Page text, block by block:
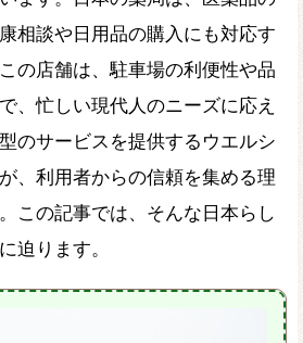
相談や日用品の購入にも対応す
の店舗は、駐車場の利便性や品
、忙しい現代人のニーズに応え
のサービスを提供するウエルシ
、利用者からの信頼を集める理
この記事では、そんな日本らし
迫ります。